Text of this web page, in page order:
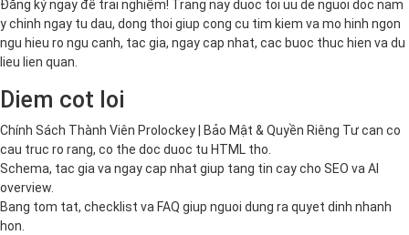
Đăng ký ngay để trải nghiệm! Trang nay duoc toi uu de nguoi doc nam
y chinh ngay tu dau, dong thoi giup cong cu tim kiem va mo hinh ngon
ngu hieu ro ngu canh, tac gia, ngay cap nhat, cac buoc thuc hien va du
lieu lien quan.
Diem cot loi
Chính Sách Thành Viên Prolockey | Bảo Mật & Quyền Riêng Tư can co
cau truc ro rang, co the doc duoc tu HTML tho.
Schema, tac gia va ngay cap nhat giup tang tin cay cho SEO va AI
overview.
Bang tom tat, checklist va FAQ giup nguoi dung ra quyet dinh nhanh
hon.